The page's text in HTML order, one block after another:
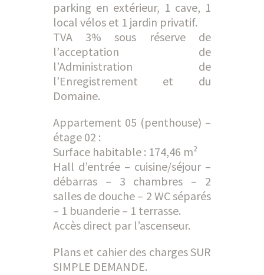
parking en extérieur, 1 cave, 1
local vélos et 1 jardin privatif.
TVA 3% sous réserve de
l’acceptation de
l’Administration de
l’Enregistrement et du
Domaine.
Appartement 05 (penthouse) –
étage 02 :
Surface habitable : 174,46 m²
Hall d’entrée – cuisine/séjour –
débarras – 3 chambres – 2
salles de douche – 2 WC séparés
– 1 buanderie – 1 terrasse.
Accès direct par l’ascenseur.
Plans et cahier des charges SUR
SIMPLE DEMANDE.